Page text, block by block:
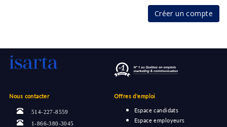
Créer un compte
Nous contacter
514-227-8559
1-866-380-3045
Offres d'emploi
Espace candidats
Espace employeurs